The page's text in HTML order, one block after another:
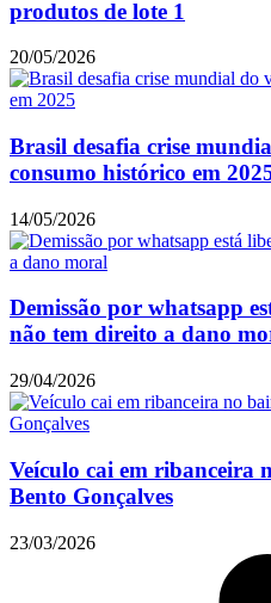
produtos de lote 1
20/05/2026
Brasil desafia crise
consumo histórico em
14/05/2026
Demissão por whatsapp
não tem direito a dano
29/04/2026
Veículo cai em ribanceira
Bento Gonçalves
23/03/2026